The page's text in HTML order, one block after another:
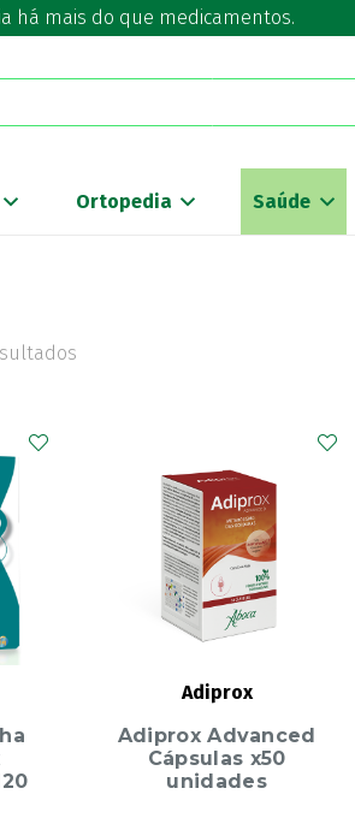
há mais do que medicamentos.
Ortopedia Saúde
Adiprox
Adiprox Advanced
Cápsulas x50
unidades